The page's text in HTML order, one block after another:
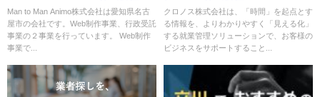
Man to Man Animo株式会社は愛知県名古
屋市の会社です。Web制作事業、行政受託
事業の２事業を行っています。 Web制作
事業で...
クロノス株式会社は、「時間」を起点とす
る情報を、よりわかりやすく「見える化」
する就業管理ソリューションで、お客様の
ビジネスをサポートすること...